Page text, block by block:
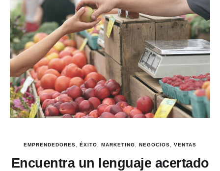
EMPRENDEDORES ÉXITO MARKETING NEGOCIOS VENTAS
Encuentra un lenguaje acertado